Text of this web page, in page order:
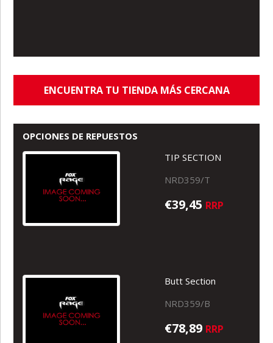
ENCUENTRA TU TIENDA MÁS CERCANA
OPCIONES DE REPUESTOS
TIP SECTION
NRD359/T
€39,45 RRP
Butt Section
NRD359/B
€78,89 RRP